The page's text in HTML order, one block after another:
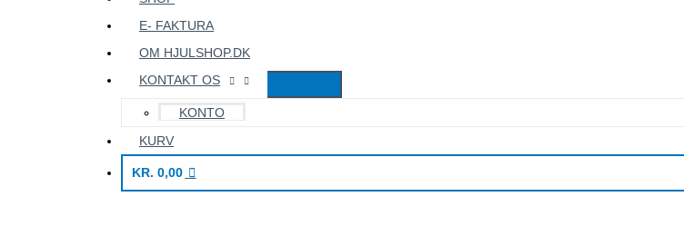
E- FAKTURA
OM HJULSHOP.DK
KONTAKT OS
KONTO
KURV
KR. 0,00